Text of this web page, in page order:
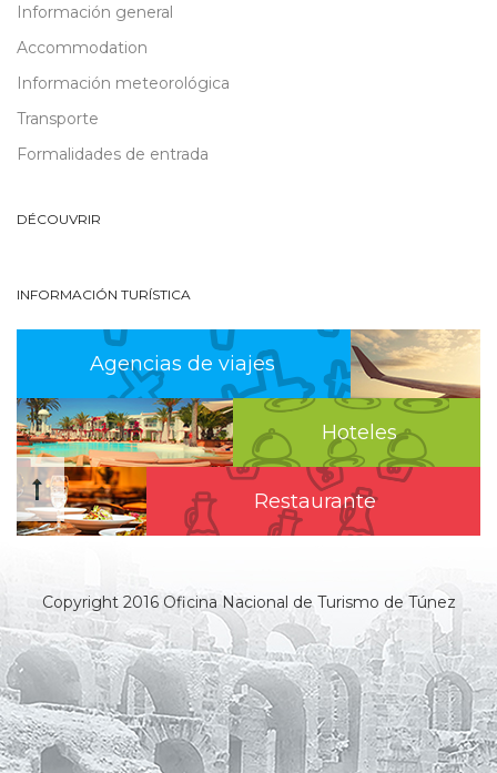
Información general
Accommodation
Información meteorológica
Transporte
Formalidades de entrada
DÉCOUVRIR
INFORMACIÓN TURÍSTICA
Agencias de viajes
Hoteles
Restaurante
Copyright 2016 Oficina Nacional de Turismo de Túnez